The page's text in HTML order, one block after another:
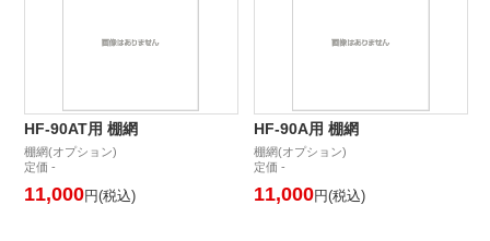
HF-90AT用 棚網
棚網(オプション)
定価 -
11,000円(税込)
HF-90A用 棚網
棚網(オプション)
定価 -
11,000円(税込)